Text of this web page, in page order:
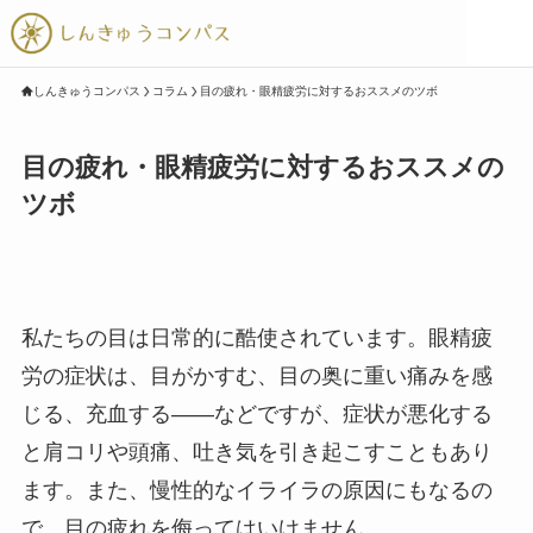
しんきゅうコンパス コラム 目の疲れ・眼精疲労に対するおススメのツボ
目の疲れ・眼精疲労に対するおススメの
ツボ
私たちの目は日常的に酷使されています。眼精疲
労の症状は、目がかすむ、目の奥に重い痛みを感
じる、充血する――などですが、症状が悪化する
と肩コリや頭痛、吐き気を引き起こすこともあり
ます。また、慢性的なイライラの原因にもなるの
で、目の疲れを侮ってはいけません。